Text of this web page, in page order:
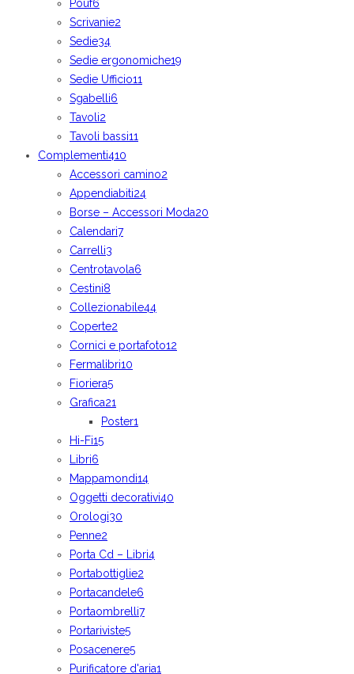
Pouf6
Scrivanie2
Sedie34
Sedie ergonomiche19
Sedie Ufficio11
Sgabelli6
Tavoli2
Tavoli bassi11
Complementi410
Accessori camino2
Appendiabiti24
Borse – Accessori Moda20
Calendari7
Carrelli3
Centrotavola6
Cestini8
Collezionabile44
Coperte2
Cornici e portafoto12
Fermalibri10
Fioriera5
Grafica21
Poster1
Hi-Fi15
Libri6
Mappamondi14
Oggetti decorativi40
Orologi30
Penne2
Porta Cd – Libri4
Portabottiglie2
Portacandele6
Portaombrelli7
Portariviste5
Posacenere5
Purificatore d'aria1